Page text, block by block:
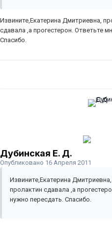
Извините,Екатерина Дмитриевна,
сдавала ,а прогестерон. Ответьте
Спасибо.
Дубинская Е. Д.
Опубликовано 16 Апреля 2011
Извините,Екатерина
пролактин сдавала ,а
нужно пересдать. Спасибо.